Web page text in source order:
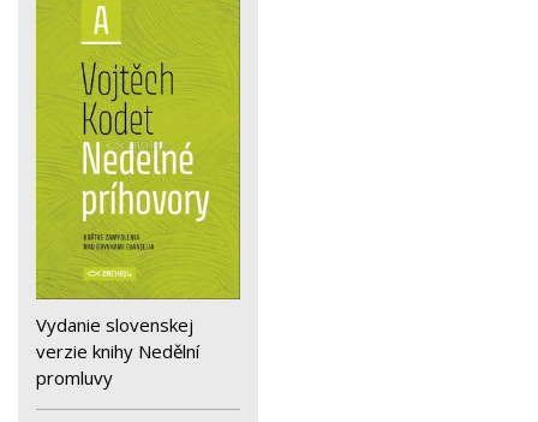
Vydanie slovenskej
verzie knihy Nedělní
promluvy